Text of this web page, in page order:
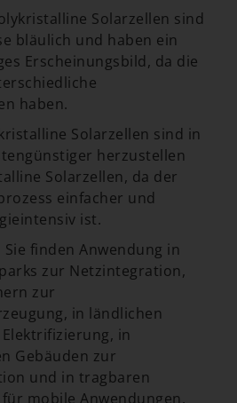
Solarzellen sind
bläulich und haben ein
Erscheinungsbild, da die
haben.
Solarzellen sind in
herzustellen
Solarzellen, da der
einfacher und
ist.
Sie finden Anwendung in
zur Netzintegration,
zur
in ländlichen
in
Gebäuden zur
und in tragbaren
mobile Anwendungen.